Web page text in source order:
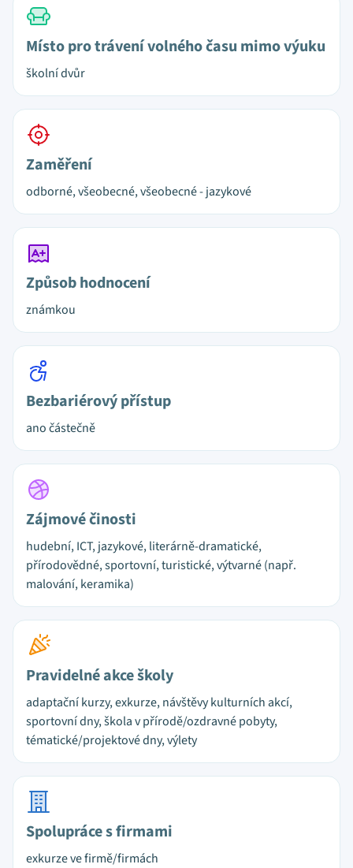
Místo pro trávení volného času mimo výuku
školní dvůr
Zaměření
odborné, všeobecné, všeobecné - jazykové
Způsob hodnocení
známkou
Bezbariérový přístup
ano částečně
Zájmové činosti
hudební, ICT, jazykové, literárně-dramatické,
přírodovědné, sportovní, turistické, výtvarné (např.
malování, keramika)
Pravidelné akce školy
adaptační kurzy, exkurze, návštěvy kulturních akcí,
sportovní dny, škola v přírodě/ozdravné pobyty,
tématické/projektové dny, výlety
Spolupráce s firmami
exkurze ve firmě/firmách